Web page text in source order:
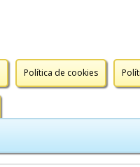
Política de cookies